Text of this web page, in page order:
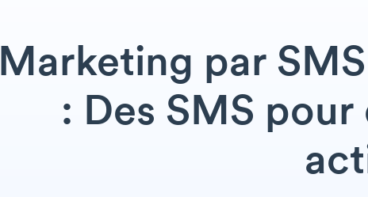
Marketing par
: Des SMS